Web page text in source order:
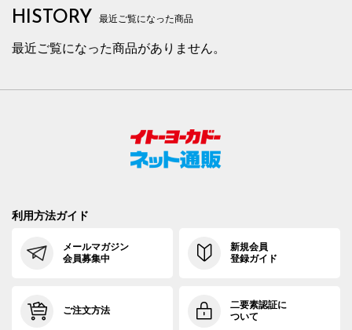
HISTORY 最近ご覧になった商品
最近ご覧になった商品がありません。
利用方法ガイド
メールマガジン
会員募集中
新規会員
登録ガイド
ご注文方法
二要素認証に
ついて